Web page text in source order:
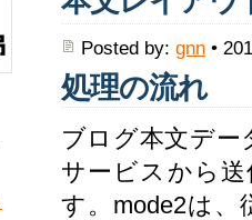
Posted by: gnn•
処理の流れ
ブログ本文デ
サービスから
す。mode2は